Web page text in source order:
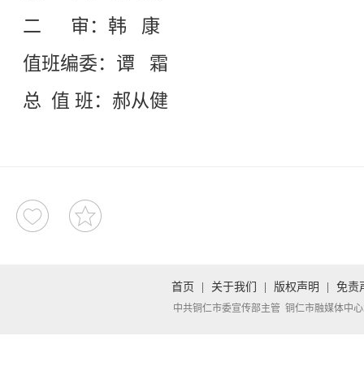
二 审：韩 康
值班编委：谭 霜
总 值 班：郝从健
首页 关于我们 版权声明 免责
中共铜仁市委宣传部主管 铜仁市融媒体中心